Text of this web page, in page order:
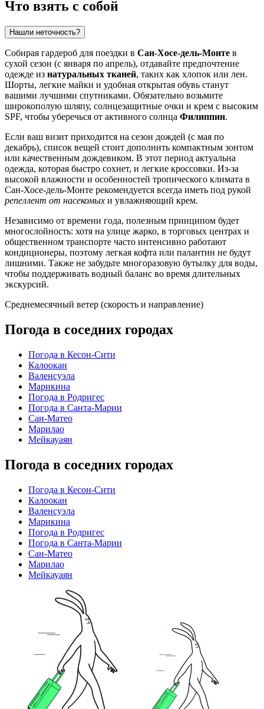
Что взять с собой
Нашли неточность?
Собирая гардероб для поездки в Сан-Хосе-дель-Монте в
сухой сезон (с января по апрель), отдавайте предпочтение
одежде из натуральных тканей, таких как хлопок или лен.
Шорты, легкие майки и удобная открытая обувь станут
вашими лучшими спутниками. Обязательно возьмите
широкополую шляпу, солнцезащитные очки и крем с высоким
SPF, чтобы уберечься от активного солнца Филиппин.
Если ваш визит приходится на сезон дождей (с мая по
декабрь), список вещей стоит дополнить компактным зонтом
или качественным дождевиком. В этот период актуальна
одежда, которая быстро сохнет, и легкие кроссовки. Из-за
высокой влажности и особенностей тропического климата в
Сан-Хосе-дель-Монте рекомендуется всегда иметь под рукой
репеллент от насекомых и увлажняющий крем.
Независимо от времени года, полезным принципом будет
многослойность: хотя на улице жарко, в торговых центрах и
общественном транспорте часто интенсивно работают
кондиционеры, поэтому легкая кофта или палантин не будут
лишними. Также не забудьте многоразовую бутылку для воды,
чтобы поддерживать водный баланс во время длительных
экскурсий.
Среднемесячный ветер (скорость и направление)
Погода в соседних городах
Погода в Кесон-Сити
Калоокан
Валенсуэла
Марикина
Погода в Родригес
Погода в Санта-Марии
Сан-Матео
Марилао
Мейкауаян
Погода в соседних городах
Погода в Кесон-Сити
Калоокан
Валенсуэла
Марикина
Погода в Родригес
Погода в Санта-Марии
Сан-Матео
Марилао
Мейкауаян